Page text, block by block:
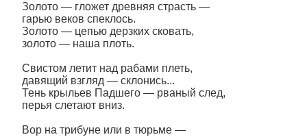
Золото — гложет древняя страсть —
гарью веков спеклось.
Золото — цепью дерзких сковать,
золото — наша плоть.
Свистом летит над рабами плеть,
давящий взгляд — склонись...
Тень крыльев Падшего — рваный след,
перья слетают вниз.
Вор на трибуне или в тюрьме —